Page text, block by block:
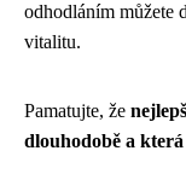
odhodláním můžete
vitalitu.
Pamatujte, že
dlouhodobě a